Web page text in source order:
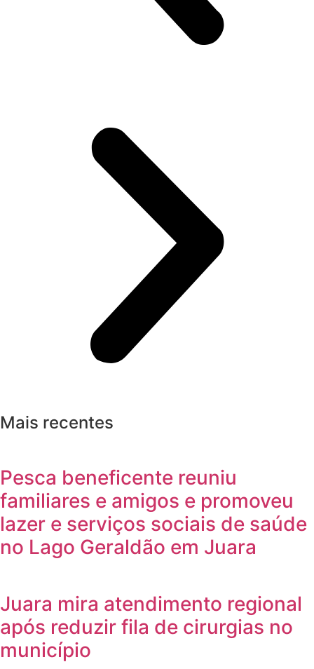
Mais recentes
Pesca beneficente reuniu
familiares e amigos e promoveu
lazer e serviços sociais de saúde
no Lago Geraldão em Juara
Juara mira atendimento regional
após reduzir fila de cirurgias no
município